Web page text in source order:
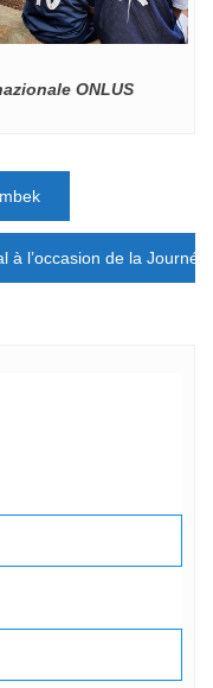
ONLUS
l’occasion de la Journée